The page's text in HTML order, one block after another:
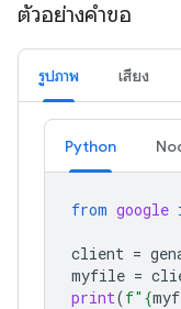
ตัวอย่างคำขอ
รูปภาพ เสียง
Python
from google
client =
myfile =
print(f" {